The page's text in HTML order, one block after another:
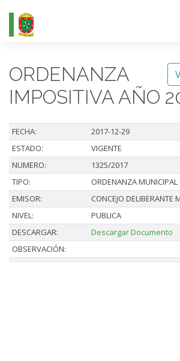
ORDENANZA
IMPOSITIVA AÑO
FECHA:
2017-12-29
ESTADO:
VIGENTE
NUMERO:
1325/2017
TIPO:
ORDENANZA MUNICIPAL
EMISOR:
CONCEJO DELIBERANTE
NIVEL:
PUBLICA
DESCARGAR:
Descargar Documento
OBSERVACIÓN: